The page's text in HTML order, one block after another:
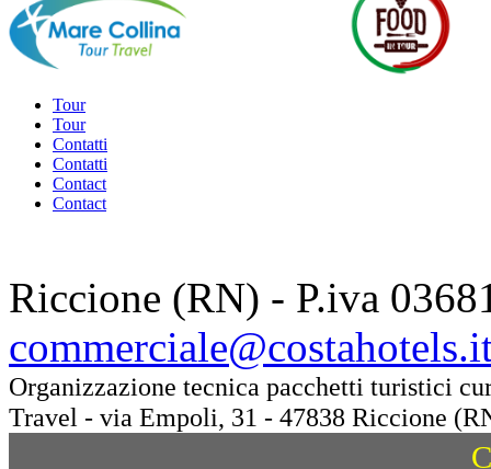
Tour
Tour
Contatti
Contatti
Contact
Contact
Riccione (RN) - P.iva
Organizzazione tecnica pacchetti turistici
Travel - via Empoli, 31 - 47838 Riccione